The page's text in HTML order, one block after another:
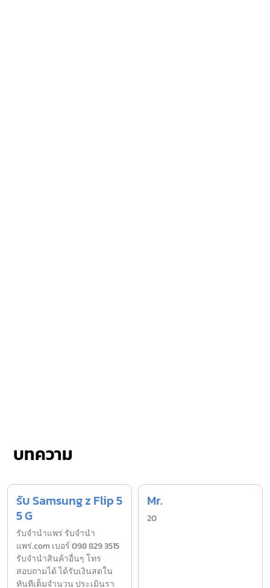
บทความ
รับ Samsung z Flip 5
5 G
รับจํานำแพร่ รับจํานํา
แพร่.com เบอร์ 098 829 3515
รับจำนำสินค้าอื่นๆ โทร
สอบถามได้ ได้รับเงินสดใน
ทันทีเต็มจำนวน ประเมินรา
Mr.
20